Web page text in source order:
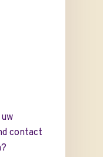
contact
Voorgesprek
Wensenboekje